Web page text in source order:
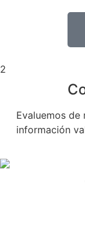
2
Evaluemos de
información